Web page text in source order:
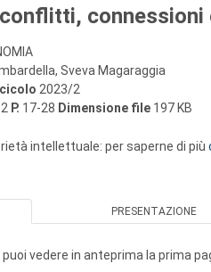
connessioni
Sveva Magaraggia
2023/2
P. 17-28 Dimensione file 197 KB
intellettuale: per saperne di più
PRESENTAZIONE
vedere in anteprima la prima